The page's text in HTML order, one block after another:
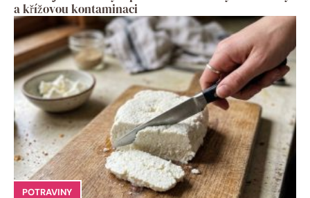
a křížovou kontaminaci
POTRAVINY